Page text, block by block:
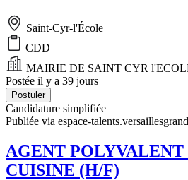
Saint-Cyr-l'École
CDD
MAIRIE DE SAINT CYR
Postée il y a 39 jours
Postuler
Candidature simplifiée
Publiée via espace-
AGENT POLYVALENT
CUISINE (H/F)